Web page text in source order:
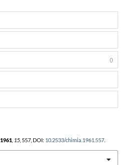
1961, 15, 557, DOI: 10.2533/chimia.1961.557.
0